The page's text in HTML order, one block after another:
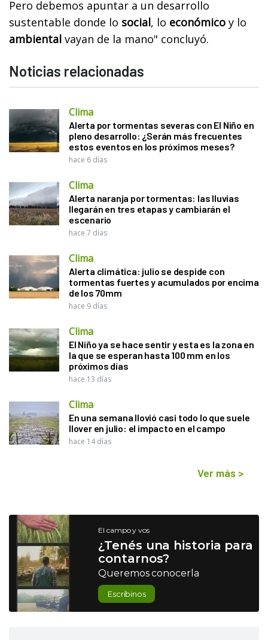
Pero debemos apuntar a un desarrollo
sustentable donde lo social, lo económico y lo
ambiental vayan de la mano" concluyó.
Noticias relacionadas
Clima
Alerta por tormentas severas con El Niño en
pleno desarrollo: ¿Serán más frecuentes
estos eventos en los próximos meses?
hace 6 días
Clima
Alerta naranja por tormentas: las lluvias
llegarán en tres etapas y cambiarán el
escenario
hace 7 días
Clima
Alerta climática: julio se despide con
tormentas fuertes y acumulados por encima
de los 70mm
hace 9 días
Clima
El Niño ya se hace sentir y esta es la zona en
la que se esperan hasta 100 mm en los
próximos días
hace 13 días
Clima
En una semana llovió casi todo lo que suele
llover en julio: el impacto en el campo
hace 14 días
Ver más >
El campo y vos
¿Tenés una historia para
contarnos?
Queremos conocerla
Escribinos